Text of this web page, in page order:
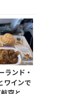
来まし
ランド・
ワインで